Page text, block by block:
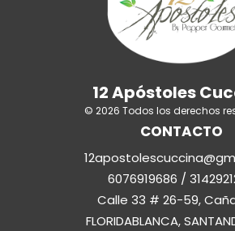
12 Apóstoles
© 2026 Todos los derechos
CONTACTO
6076919686 /
Calle 33 # 26-59,
FLORIDABLANCA,